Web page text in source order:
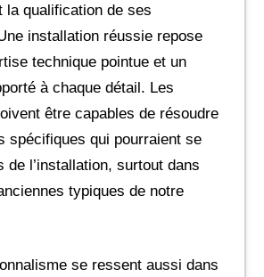
la qualification de ses
installation réussie repose
technique pointue et un
à chaque détail. Les
être capables de résoudre
spécifiques qui pourraient se
de l’installation, surtout dans
typiques de notre
se ressent aussi dans